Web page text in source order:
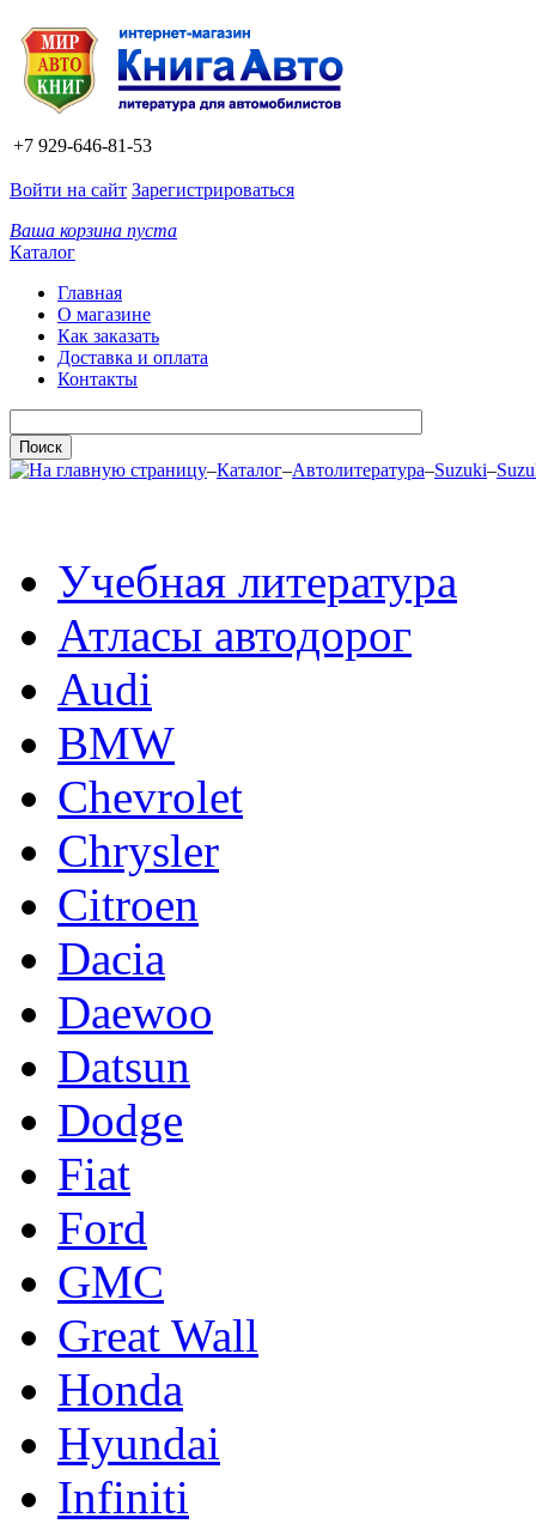
+7 929-646-81-53
Войти на сайт Зарегистрироваться
Ваша корзина пуста
Каталог
Главная
О магазине
Как заказать
Доставка и оплата
Контакты
–Каталог–Автолитература–Suzuki–
Учебная литература
Атласы автодорог
Audi
BMW
Chevrolet
Chrysler
Citroen
Dacia
Daewoo
Datsun
Dodge
Fiat
Ford
GMC
Great Wall
Honda
Hyundai
Infiniti